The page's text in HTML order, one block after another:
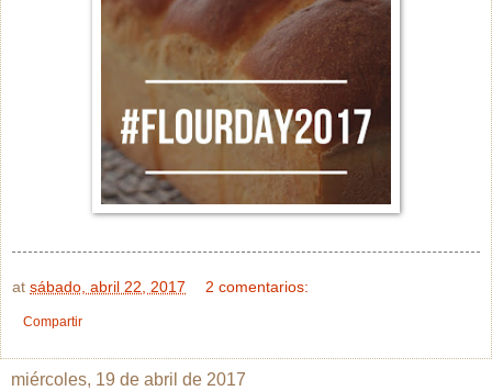
at sábado, abril 22, 2017 2 comentarios:
Compartir
miércoles, 19 de abril de 2017